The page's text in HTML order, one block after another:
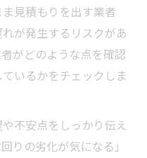
見積もりを出す業者
が発生するリスクがあ
がどのような点を確認
いるかをチェックしま
不安点をしっかり伝え
りの劣化が気になる」